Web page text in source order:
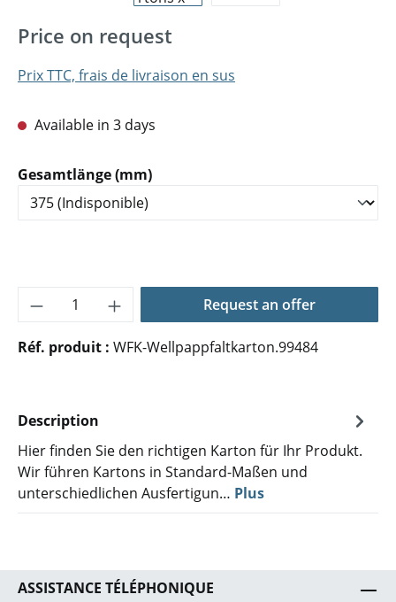
Price on request
Prix TTC, frais de livraison en sus
Available in 3 days
Sélectionnez
Gesamtlänge (mm)
Quantité de produit : Entrez la
Request an offer
Réf. produit : WFK-Wellpappfaltkarton.99484
Description
Hier finden Sie den richtigen Karton für Ihr Produkt.
Wir führen Kartons in Standard-Maßen und
unterschiedlichen Ausfertigun… Plus
ASSISTANCE TÉLÉPHONIQUE